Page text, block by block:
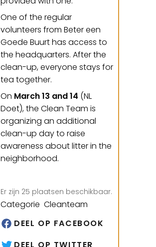
One of the regular
volunteers from Beter een
Goede Buurt has access to
the headquarters. After the
clean-up, everyone stays for
tea together.
On March 13 and 14 (NL
Doet), the Clean Team is
organizing an additional
clean-up day to raise
awareness about litter in the
neighborhood.
Er zijn 25 plaatsen beschikbaar.
Categorie Cleanteam
DEEL OP FACEBOOK